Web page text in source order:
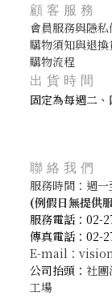
顧客服務
會員服務與隱私
購物須知與退換
購物流程
出貨時間
固定為每週二
聯絡我們
服務時間：週
(例假日無提供
服務電話：02-
傳真電話：02-
E-mail：
公司抬頭： 社團
工場